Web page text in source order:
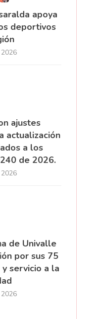
apoya
deportivos
ajustes
actualización
a los
de 2026.
de Univalle
por sus 75
servicio a la